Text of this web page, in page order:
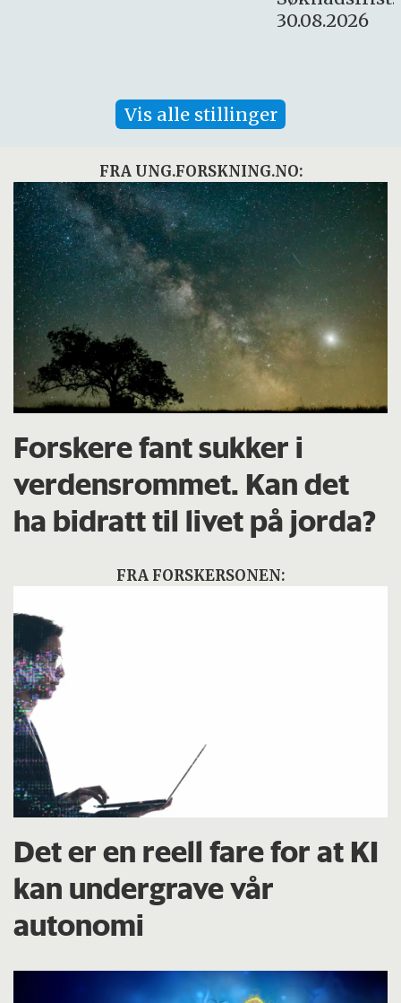
Vis alle stillinger
FRA UNG.FORSKNING.NO:
Forskere fant sukker i
verdensrommet. Kan det
ha bidratt til livet på jorda?
FRA FORSKERSONEN:
Det er en reell fare for at KI
kan undergrave vår
autonomi